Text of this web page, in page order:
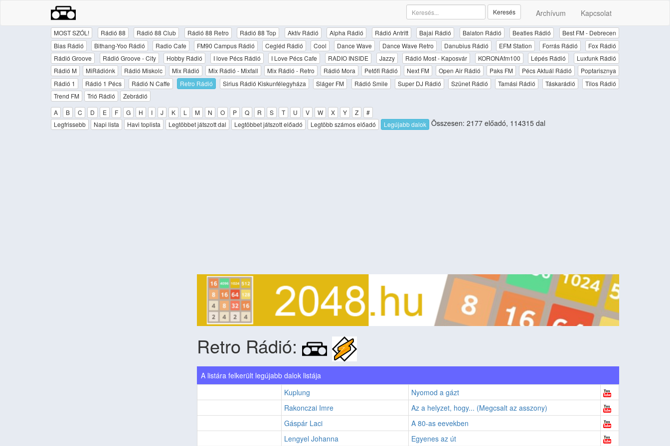
Archívum Kapcsolat
Keresés
MOST SZÓL! Rádió 88 Rádió 88 Club Rádió 88 Retro Rádió 88 Top Aktív Rádió Alpha Rádió Rádió Antritt Bajai Rádió Balaton Rádió Beatles Rádió
Best FM - Debrecen
Bias Rádió
Bithang-Yoo Rádió Radio Cafe FM90 Campus Rádió Cegléd Rádió Cool Dance Wave Dance Wave Retro Danubius Rádió EFM Station Forrás Rádió
Fox Rádió
Rádió Groove
Rádió Groove - City Hobby Rádió I love Pécs Rádió I Love Pécs Cafe RADIO INSIDE Jazzy Rádió Most - Kaposvár KORONAfm100 Lépés Rádió
Luxfunk Rádió
Rádió M
MiRádiónk Rádió Miskolc Mix Rádió Mix Rádió - Mixfall Mix Rádió - Retro Rádió Mora Petőfi Rádió Next FM Open Air Rádió Paks FM Pécs Aktuál Rádió
Poptarisznya
Rádió 1
Rádió 1 Pécs Rádió N Caffe Retro Rádió Sirius Rádió Kiskunfélegyháza Sláger FM Rádió Smile Super DJ Rádió Szünet Rádió Tamási Rádió Táskarádió
Tilos Rádió
Trend FM
Trió Rádió
Zebrádió
A
B C D E F G H I J K L M N O P Q R S T U V W X Y Z
#
Legfrissebb
Napi lista Havi toplista Legtöbbet játszott dal Legtöbbet játszott előadó Legtöbb számos előadó Legújabb dalok Összesen: 2177 előadó, 114315 dal
Retro Rádió:
A listára felkerült legújabb dalok listája
Kuplung
Nyomod a gázt
Rakonczai Imre
Az a helyzet, hogy... (Megcsalt az asszony)
Gáspár Laci
A 80-as eevekben
Lengyel Johanna
Egyenes az út